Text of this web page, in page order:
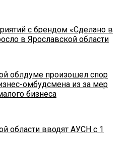
с брендом «Сделано в
в Ярославской области
облдуме произошел спор
омбудсмена из за мер
бизнеса
области вводят АУСН с 1